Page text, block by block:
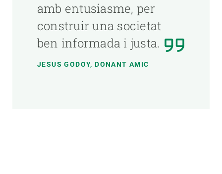
amb entusiasme, per
construir una societat
ben informada i justa.
JESUS GODOY, DONANT AMIC